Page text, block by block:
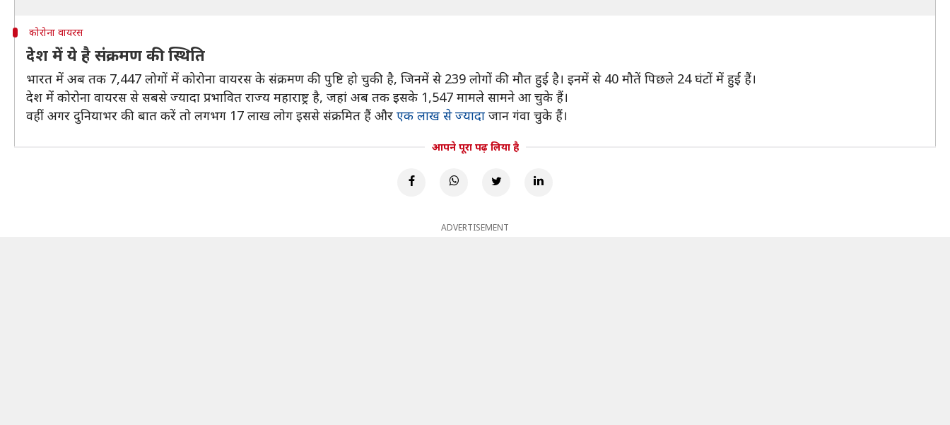
कोरोना वायरस
देश में ये है संक्रमण की स्थिति
भारत में अब तक 7,447 लोगों में कोरोना वायरस के संक्रमण की पुष्टि हो चुकी है, जिनमें से 239 लोगों की मौत हुई है। इनमें से 40 मौतें पिछले 24 घंटों में हुई हैं।
देश में कोरोना वायरस से सबसे ज्यादा प्रभावित राज्य महाराष्ट्र है, जहां अब तक इसके 1,547 मामले सामने आ चुके हैं।
वहीं अगर दुनियाभर की बात करें तो लगभग 17 लाख लोग इससे संक्रमित हैं और एक लाख से ज्यादा जान गंवा चुके हैं।
आपने पूरा पढ़ लिया है
ADVERTISEMENT